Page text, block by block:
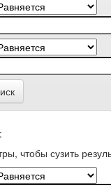
чтобы сузить